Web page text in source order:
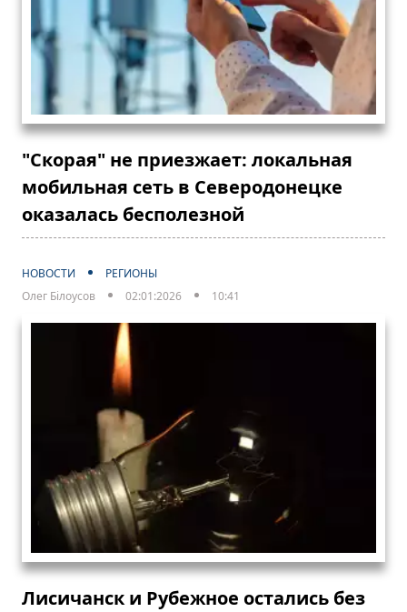
"Скорая" не приезжает: локальная
мобильная сеть в Северодонецке
оказалась бесполезной
НОВОСТИ
РЕГИОНЫ
Олег Білоусов
02:01:2026 10:41
Лисичанск и Рубежное остались без